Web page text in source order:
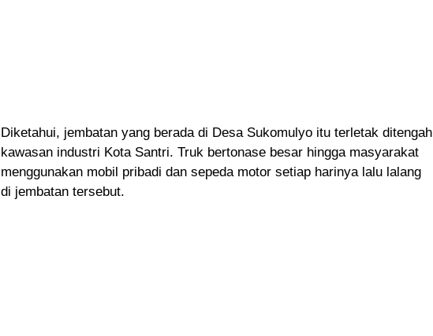
Diketahui, jembatan yang berada di Desa Sukomulyo itu terletak ditengah
kawasan industri Kota Santri. Truk bertonase besar hingga masyarakat
menggunakan mobil pribadi dan sepeda motor setiap harinya lalu lalang
di jembatan tersebut.